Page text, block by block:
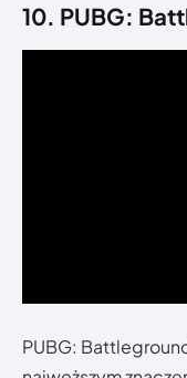
10. PUBG:
PUBG: